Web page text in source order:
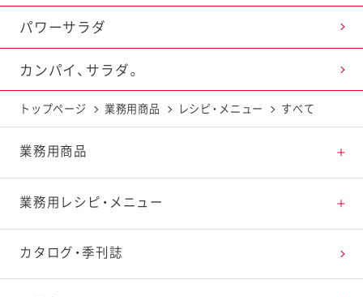
パワーサラダ
カンパイ、サラダ。
トップページ 業務用商品 レシピ・メニュー すべて
業務用商品
商品一覧
新商品
業務用レシピ・メニュー
レシピトップ
カタログ・季刊誌